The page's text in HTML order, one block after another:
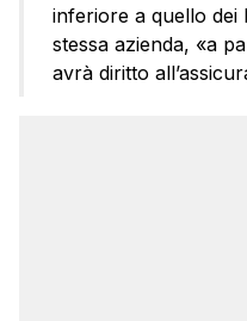
inferiore a quello dei
stessa azienda, «a
avrà diritto